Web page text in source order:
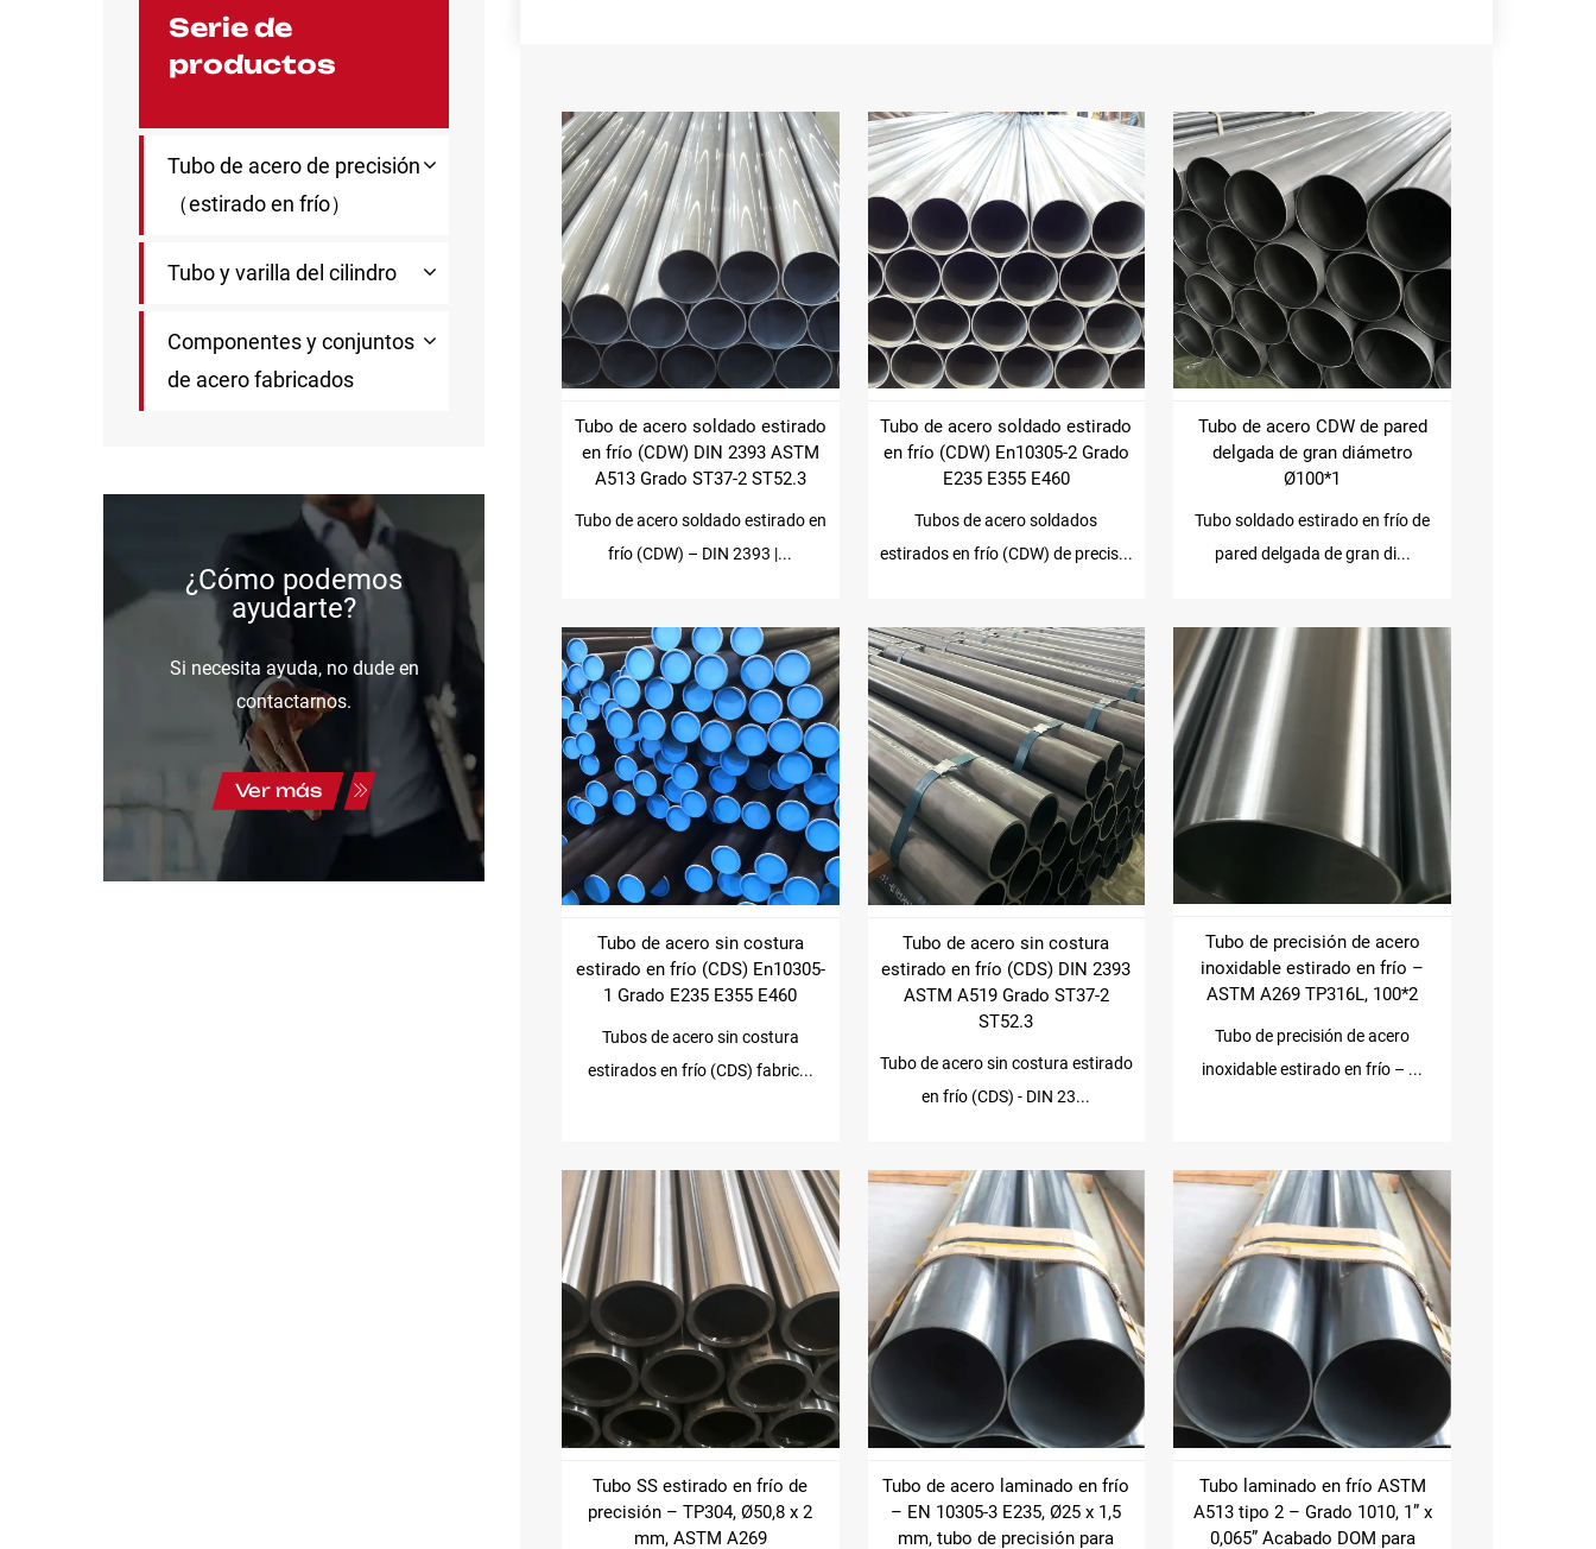
Serie de
productos
Tubo de acero de precisión
（estirado en frío）
Tubo y varilla del cilindro
Componentes y conjuntos
de acero fabricados
¿Cómo podemos
ayudarte?
Si necesita ayuda, no dude en
contactarnos.
Ver más
Tubo de acero soldado estirado
en frío (CDW) DIN 2393 ASTM
A513 Grado ST37-2 ST52.3
Tubo de acero soldado estirado en
frío (CDW) – DIN 2393 |...
Tubo de acero soldado estirado
en frío (CDW) En10305-2 Grado
E235 E355 E460
Tubos de acero soldados
estirados en frío (CDW) de precis...
Tubo de acero CDW de pared
delgada de gran diámetro
Ø100*1
Tubo soldado estirado en frío de
pared delgada de gran di...
Tubo de acero sin costura
estirado en frío (CDS) En10305-
1 Grado E235 E355 E460
Tubos de acero sin costura
estirados en frío (CDS) fabric...
Tubo de acero sin costura
estirado en frío (CDS) DIN 2393
ASTM A519 Grado ST37-2
ST52.3
Tubo de acero sin costura estirado
en frío (CDS) - DIN 23...
Tubo de precisión de acero
inoxidable estirado en frío –
ASTM A269 TP316L, 100*2
Tubo de precisión de acero
inoxidable estirado en frío – ...
Tubo SS estirado en frío de
precisión – TP304, Ø50,8 x 2
mm, ASTM A269
Tubo de acero laminado en frío
– EN 10305-3 E235, Ø25 x 1,5
mm, tubo de precisión para
Tubo laminado en frío ASTM
A513 tipo 2 – Grado 1010, 1” x
0,065” Acabado DOM para